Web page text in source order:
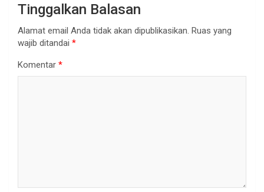
Tinggalkan Balasan
Alamat email Anda tidak akan dipublikasikan. Ruas yang
wajib ditandai *
Komentar *